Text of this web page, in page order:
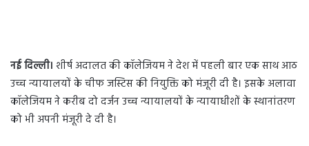
नई दिल्ली। शीर्ष अदालत की कॉलेजियम ने देश में पहली बार एक साथ आठ
उच्च न्यायालयों के चीफ जस्टिस की नियुक्ति को मंजूरी दी है। इसके अलावा
कॉलेजियम ने करीब दो दर्जन उच्च न्यायालयों के न्यायाधीशों के स्थानांतरण
को भी अपनी मंजूरी दे दी है।